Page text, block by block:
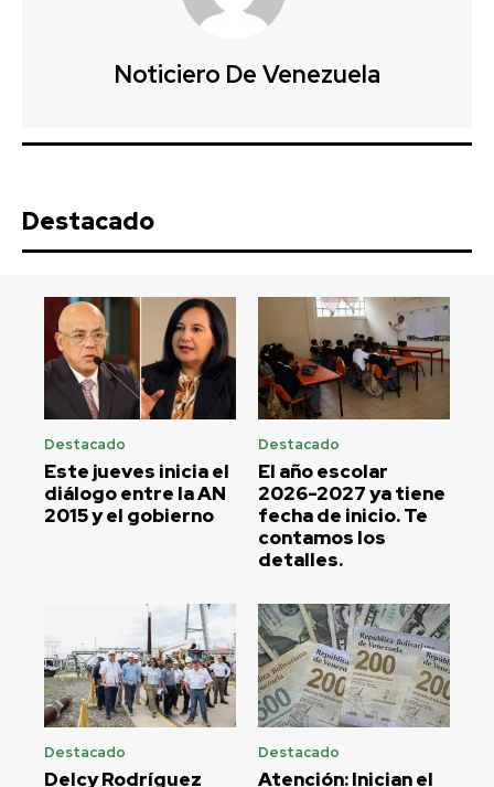
Noticiero De Venezuela
Destacado
Destacado
Este jueves inicia el
diálogo entre la AN
2015 y el gobierno
Destacado
El año escolar
2026-2027 ya tiene
fecha de inicio. Te
contamos los
detalles.
Destacado
Delcy Rodríguez
Destacado
Atención: Inician el